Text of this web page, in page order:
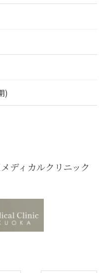
)
ディカルクリニック